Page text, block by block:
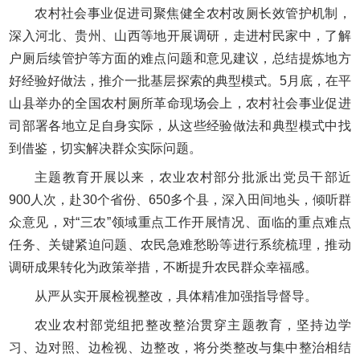
农村社会事业促进司聚焦健全农村改厕长效管护机制，
深入河北、贵州、山西等地开展调研，走进村民家中，了解
户厕后续管护等方面的难点问题和意见建议，总结提炼地方
好经验好做法，推介一批基层探索的典型模式。5月底，在平
山县举办的全国农村厕所革命现场会上，农村社会事业促进
司部署各地立足自身实际，从这些经验做法和典型模式中找
到借鉴，切实解决群众实际问题。
主题教育开展以来，农业农村部分批派出党员干部近
900人次，赴30个省份、650多个县，深入田间地头，倾听群
众意见，对“三农”领域重点工作开展情况、面临的重点难点
任务、关键紧迫问题、农民急难愁盼等进行系统梳理，推动
调研成果转化为政策举措，不断提升农民群众幸福感。
从严从实开展检视整改，具体精准加强指导督导。
农业农村部党组把整改整治贯穿主题教育，坚持边学
习、边对照、边检视、边整改，将分类整改与集中整治相结